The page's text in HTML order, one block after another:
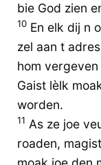
bie God zien
10 En elk dij n
zel aan t
hom
Gaist lèlk
worden.
11 As ze joe
roaden,